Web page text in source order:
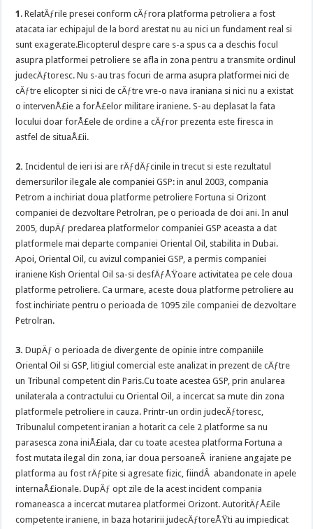
1 . RelatÄƒrile presei conform cÄƒrora platforma petroliera a fost
atacata iar echipajul de la bord arestat nu au nici un fundament real si
sunt exagerate.Elicopterul despre care s-a spus ca a deschis focul
asupra platformei petroliere se afla in zona pentru a transmite ordinul
judecÄƒtoresc. Nu s-au tras focuri de arma asupra platformei nici de
cÄƒtre elicopter si nici de cÄƒtre vre-o nava iraniana si nici nu a existat
o intervenÅ£ie a forÅ£elor militare iraniene. S-au deplasat la fata
locului doar forÅ£ele de ordine a cÄƒror prezenta este firesca in
astfel de situaÅ£ii.
2. Incidentul de ieri isi are rÄƒdÄƒcinile in trecut si este rezultatul
demersurilor ilegale ale companiei GSP: in anul 2003, compania
Petrom a inchiriat doua platforme petroliere Fortuna si Orizont
companiei de dezvoltare Petrolran, pe o perioada de doi ani. In anul
2005, dupÄƒ predarea platformelor companiei GSP aceasta a dat
platformele mai departe companiei Oriental Oil, stabilita in Dubai.
Apoi, Oriental Oil, cu avizul companiei GSP, a permis companiei
iraniene Kish Oriental Oil sa-si desfÄƒÅŸoare activitatea pe cele doua
platforme petroliere. Ca urmare, aceste doua platforme petroliere au
fost inchiriate pentru o perioada de 1095 zile companiei de dezvoltare
Petrolran.
3. DupÄƒ o perioada de divergente de opinie intre companiile
Oriental Oil si GSP, litigiul comercial este analizat in prezent de cÄƒtre
un Tribunal competent din Paris.Cu toate acestea GSP, prin anularea
unilaterala a contractului cu Oriental Oil, a incercat sa mute din zona
platformele petroliere in cauza. Printr-un ordin judecÄƒtoresc,
Tribunalul competent iranian a hotarit ca cele 2 platforme sa nu
parasesca zona iniÅ£iala, dar cu toate acestea platforma Fortuna a
fost mutata ilegal din zona, iar doua persoaneÂ iraniene angajate pe
platforma au fost rÄƒpite si agresate fizic, fiindÂ abandonate in apele
internaÅ£ionale. DupÄƒ opt zile de la acest incident compania
romaneasca a incercat mutarea platformei Orizont. AutoritÄƒÅ£ile
competenteiraniene, in baza hotaririi judecÄƒtoreÅŸti au impiedicat